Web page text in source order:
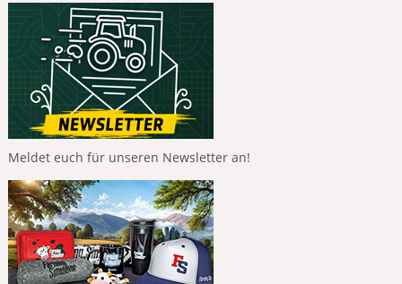
Meldet euch für unseren Newsletter an!